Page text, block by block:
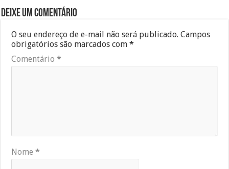
Deixe um comentário
O seu endereço de e-mail não será publicado. Campos
obrigatórios são marcados com*
Comentário*
Nome*